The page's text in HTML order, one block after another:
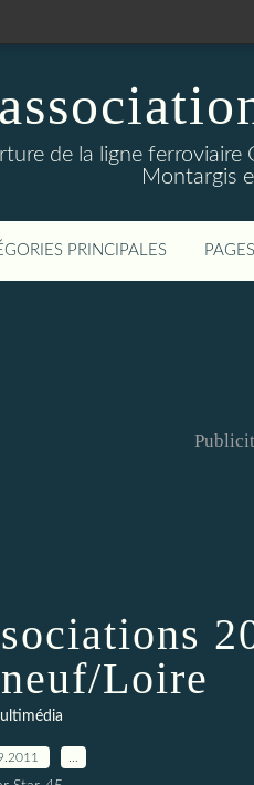
de la ligne
Montargis
PRINCIPALES PAGES
Loire